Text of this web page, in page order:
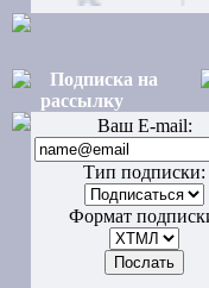
Подписка на
рассылку
Ваш E-mail:
Тип подписки:
Формат